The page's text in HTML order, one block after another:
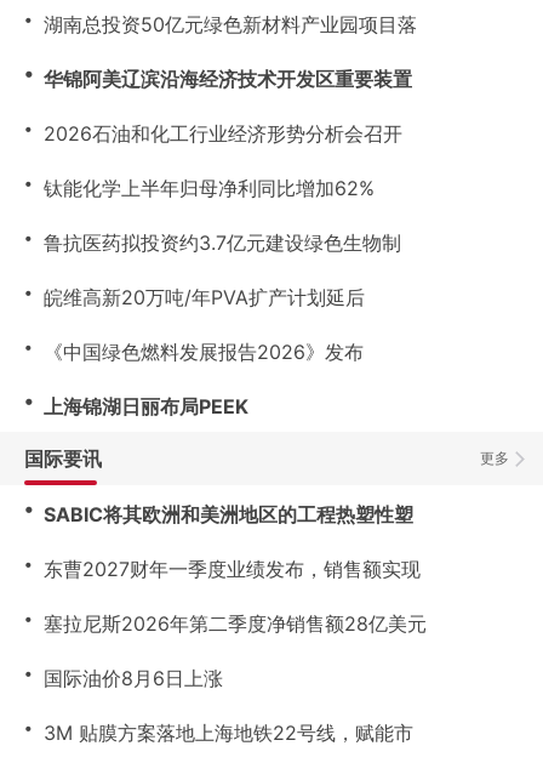
・ 湖南总投资50亿元绿色新材料产业园项目落
・ 华锦阿美辽滨沿海经济技术开发区重要装置
・ 2026石油和化工行业经济形势分析会召开
・ 钛能化学上半年归母净利同比增加62%
・ 鲁抗医药拟投资约3.7亿元建设绿色生物制
・ 皖维高新20万吨/年PVA扩产计划延后
・ 《中国绿色燃料发展报告2026》发布
・ 上海锦湖日丽布局PEEK
更多
国际要讯
・ SABIC将其欧洲和美洲地区的工程热塑性塑
・ 东曹2027财年一季度业绩发布，销售额实现
・ 塞拉尼斯2026年第二季度净销售额28亿美元
・ 国际油价8月6日上涨
・ 3M 贴膜方案落地上海地铁22号线，赋能市